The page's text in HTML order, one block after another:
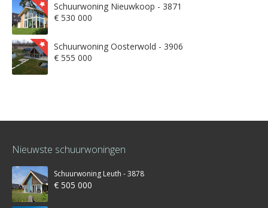
Schuurwoning Nieuwkoop - 3871
€ 530 000
Schuurwoning Oosterwold - 3906
€ 555 000
Nieuwste schuurwoningen
Schuurwoning Leuth - 3878
€ 505 000